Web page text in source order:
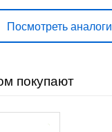
₽.
Посмотреть аналоги
покупают